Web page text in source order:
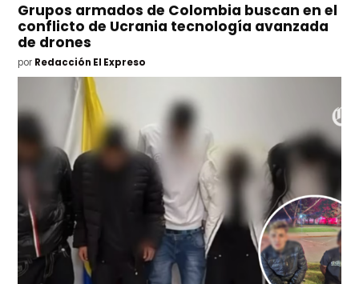
Grupos armados de Colombia buscan en el
conflicto de Ucrania tecnología avanzada
de drones
por Redacción El Expreso